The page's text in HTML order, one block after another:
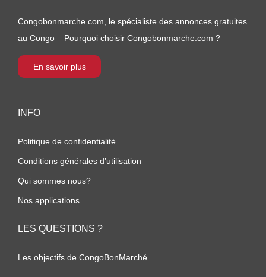
Congobonmarche.com, le spécialiste des annonces gratuites
au Congo – Pourquoi choisir Congobonmarche.com ?
En savoir plus
INFO
Politique de confidentialité
Conditions générales d’utilisation
Qui sommes nous?
Nos applications
LES QUESTIONS ?
Les objectifs de CongoBonMarché.